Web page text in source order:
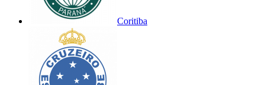
Coritiba